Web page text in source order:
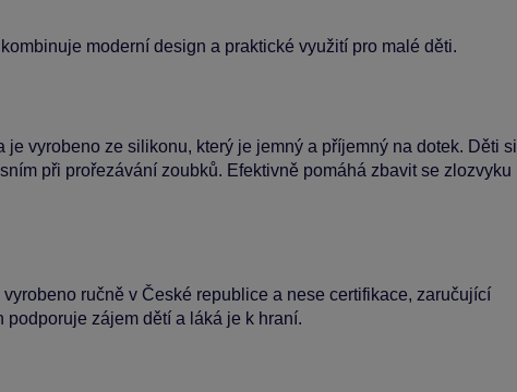
moderní design a praktické využití pro malé děti.
je vyrobeno ze silikonu, který je jemný a příjemný na dotek. Děti si
při prořezávání zoubků. Efektivně pomáhá zbavit se zlozvyku
ručně v České republice a nese certifikace, zaručující
zájem dětí a láká je k hraní.